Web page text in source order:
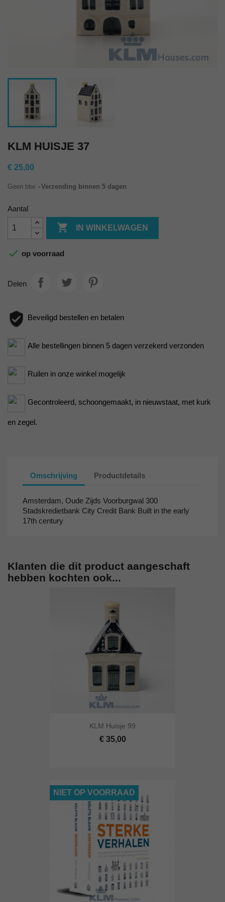
KLM HUISJE 37
€ 25,00
Geen btw Verzending binnen 5 dagen
Aantal
 IN WINKELWAGEN
 op voorraad
Delen
Beveiligd bestellen en betalen
Alle bestellingen binnen 5 dagen verzekerd verzonden
Ruilen in onze winkel mogelijk
Gecontroleerd, schoongemaakt, in nieuwstaat, met kurk
en zegel.
Omschrijving Productdetails
Amsterdam, Oude Zijds Voorburgwal 300
Stadskredietbank City Credit Bank Built in the early
17th century
Klanten die dit product aangeschaft
hebben kochten ook...
KLM Huisje 99
€ 35,00
NIET OP VOORRAAD